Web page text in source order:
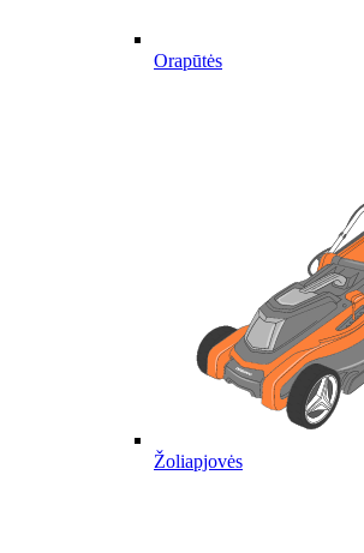
Orapūtės
Žoliapjovės